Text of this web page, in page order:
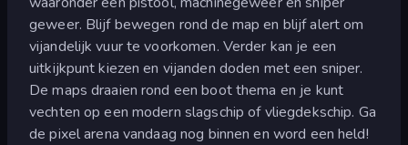
geweer. Blijf bewegen rond de map en blijf alert om
vijandelijk vuur te voorkomen. Verder kan je een
uitkijkpunt kiezen en vijanden doden met een sniper.
De maps draaien rond een boot thema en je kunt
vechten op een modern slagschip of vliegdekschip. Ga
de pixel arena vandaag nog binnen en word een held!